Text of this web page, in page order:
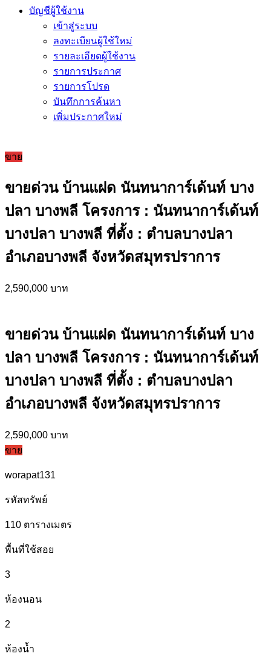
บัญชีผู้ใช้งาน
เข้าสู่ระบบ
ลงทะเบียนผู้ใช้ใหม่
รายละเอียดผู้ใช้งาน
รายการประกาศ
รายการโปรด
บันทึกการค้นหา
เพิ่มประกาศใหม่
ขาย
ขายด่วน บ้านแฝด นันทนาการ์เด้นท์ บาง
ปลา บางพลี โครงการ : นันทนาการ์เด้นท์
บางปลา บางพลี ที่ตั้ง : ตำบลบางปลา
อำเภอบางพลี จังหวัดสมุทรปราการ
2,590,000 บาท
ขายด่วน บ้านแฝด นันทนาการ์เด้นท์ บาง
ปลา บางพลี โครงการ : นันทนาการ์เด้นท์
บางปลา บางพลี ที่ตั้ง : ตำบลบางปลา
อำเภอบางพลี จังหวัดสมุทรปราการ
2,590,000 บาท
ขาย
worapat131
รหัสทรัพย์
110 ตารางเมตร
พื้นที่ใช้สอย
3
ห้องนอน
2
ห้องน้ำ